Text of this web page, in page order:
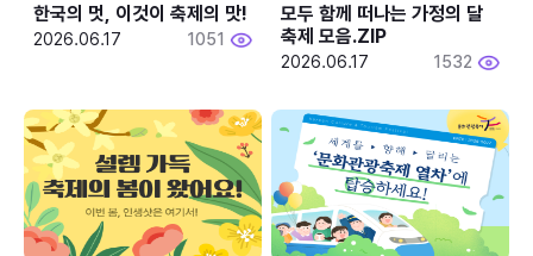
한국의 멋, 이것이 축제의 맛!
2026.06.17 1051
모두 함께 떠나는 가정의 달
축제 모음.ZIP
2026.06.17 1532